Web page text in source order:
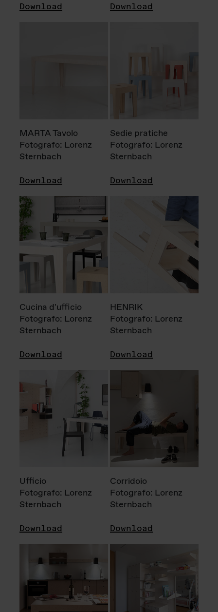
Download Download
MARTA Tavolo
Fotografo: Lorenz
Sternbach
Download
Sedie pratiche
Fotografo: Lorenz
Sternbach
Download
Cucina d'ufficio
Fotografo: Lorenz
Sternbach
Download
HENRIK
Fotografo: Lorenz
Sternbach
Download
Ufficio
Fotografo: Lorenz
Sternbach
Download
Corridoio
Fotografo: Lorenz
Sternbach
Download